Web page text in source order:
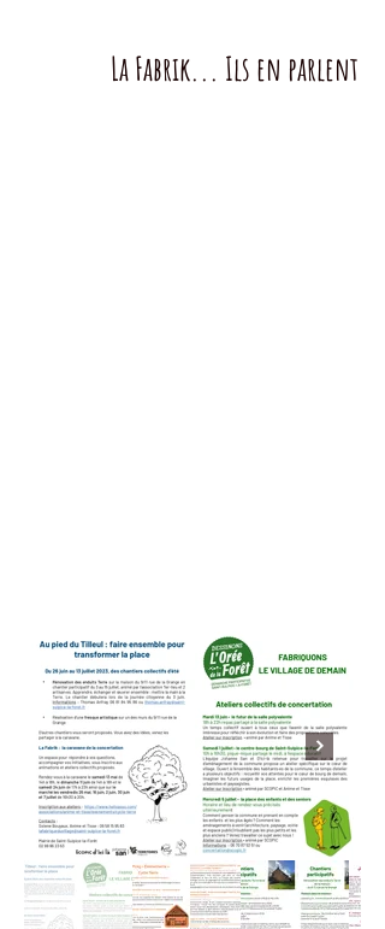
La Fabrik... Ils en parlent